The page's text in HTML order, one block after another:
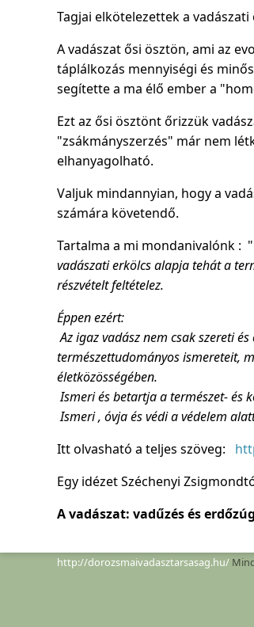
Tagjai elkötelezettek a
A vadászat ősi ösztön, ami az
táplálkozás mennyiségi és
segítette a ma élő ember a
Ezt az ősi ösztönt őrizzük
"zsákmányszerzés" már nem
elhanyagolható.
Valjuk mindannyian, hogy a
számára követendő.
Tartalma a mi mondanivalónk : "
vadászati erkölcs alapja tehát a
részvételt feltételez.
Éppen ezért:
Az igaz vadász nem csak szereti
természettudományos ismereteit,
életközösségében.
Ismeri és betartja a természet- és
Ismeri , óvja és védi a védelem
Itt olvasható a teljes szöveg:
Egy idézet Széchenyi
A vadászat: vadűzés és
http://dorozsmaivadasztarsasag.hu/